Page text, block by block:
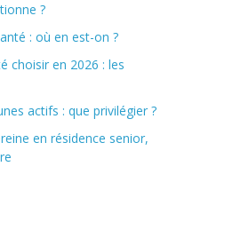
?
: où en est-on ?
choisir en 2026 : les
actifs : que privilégier ?
en résidence senior,